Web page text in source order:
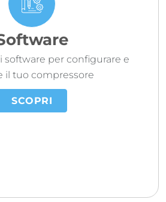
software per configurare e
il tuo compressore
SCOPRI